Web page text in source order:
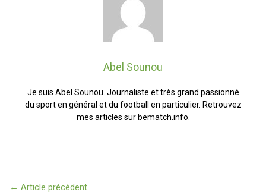
Abel Sounou
Je suis Abel Sounou. Journaliste et très grand passionné
du sport en général et du football en particulier. Retrouvez
mes articles sur bematch.info.
← Article précédent